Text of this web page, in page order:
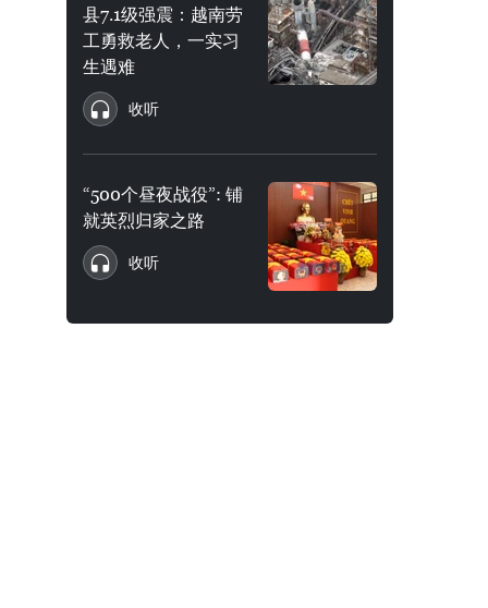
县7.1级强震：越南劳
工勇救老人，一实习
生遇难
收听
“500个昼夜战役”: 铺
就英烈归家之路
收听